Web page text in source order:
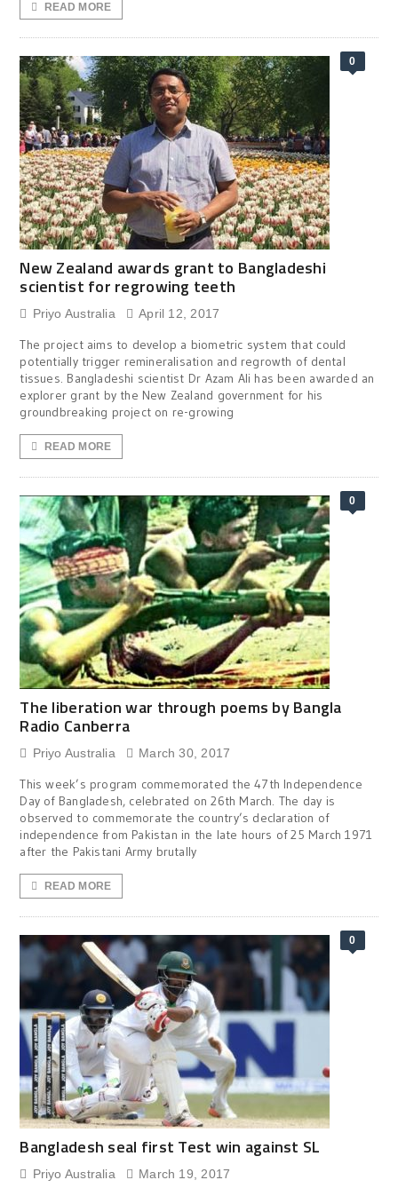
READ MORE
0
New Zealand awards grant to Bangladeshi
scientist for regrowing teeth
Priyo Australia April 12, 2017
The project aims to develop a biometric system that could
potentially trigger remineralisation and regrowth of dental
tissues. Bangladeshi scientist Dr Azam Ali has been awarded an
explorer grant by the New Zealand government for his
groundbreaking project on re-growing
READ MORE
0
The liberation war through poems by Bangla
Radio Canberra
Priyo Australia March 30, 2017
This week’s program commemorated the 47th Independence
Day of Bangladesh, celebrated on 26th March. The day is
observed to commemorate the country’s declaration of
independence from Pakistan in the late hours of 25 March 1971
after the Pakistani Army brutally
READ MORE
0
Bangladesh seal first Test win against SL
Priyo Australia March 19, 2017